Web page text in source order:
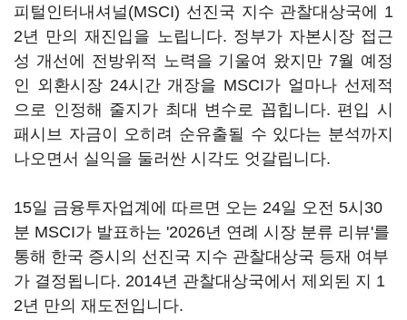
피털인터내셔널(MSCI) 선진국 지수 관찰대상국에 1
2년 만의 재진입을 노립니다. 정부가 자본시장 접근
성 개선에 전방위적 노력을 기울여 왔지만 7월 예정
인 외환시장 24시간 개장을 MSCI가 얼마나 선제적
으로 인정해 줄지가 최대 변수로 꼽힙니다. 편입 시
패시브 자금이 오히려 순유출될 수 있다는 분석까지
나오면서 실익을 둘러싼 시각도 엇갈립니다.
15일 금융투자업계에 따르면 오는 24일 오전 5시30
분 MSCI가 발표하는 '2026년 연례 시장 분류 리뷰'를
통해 한국 증시의 선진국 지수 관찰대상국 등재 여부
가 결정됩니다. 2014년 관찰대상국에서 제외된 지 1
2년 만의 재도전입니다.